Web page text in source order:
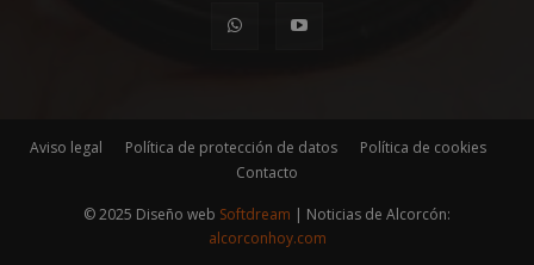
Aviso legal Política de protección de datos
Política de cookies
Contacto
© 2025 Diseño web Softdream | Noticias de Alcorcón:
alcorconhoy.com
Cookies estrictamente necesarias
Cookies de rendimiento
Cookies de preferencias
Cookies de funcionalidad